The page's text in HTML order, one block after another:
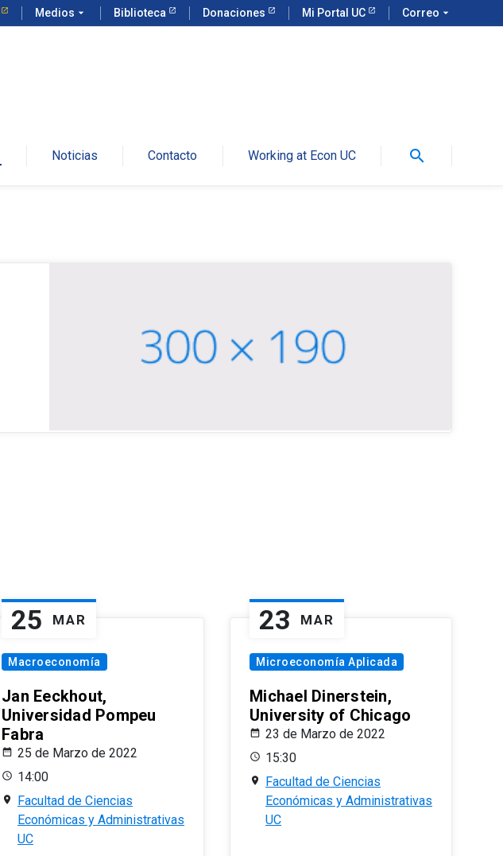
Medios arrow_drop_down Biblioteca Donaciones Mi Portal UC Correo arrow_drop_down
Noticias Contacto Working at Econ UC search
25 MAR
Macroeconomía
Jan Eeckhout,
Universidad Pompeu
Fabra
25 de Marzo de 2022
14:00
Facultad de Ciencias
Económicas y Administrativas
UC
23 MAR
Microeconomía Aplicada
Michael Dinerstein,
University of Chicago
23 de Marzo de 2022
15:30
Facultad de Ciencias
Económicas y Administrativas
UC